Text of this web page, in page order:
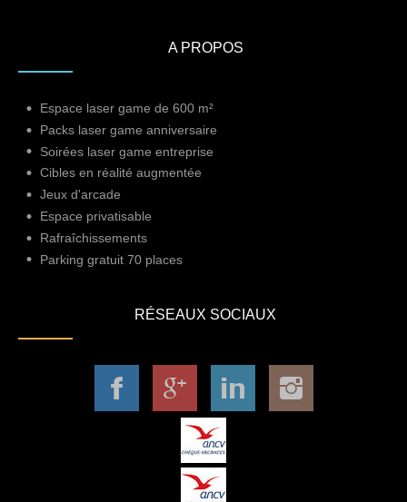
A PROPOS
Espace laser game de 600 m²
Packs laser game anniversaire
Soirées laser game entreprise
Cibles en réalité augmentée
Jeux d'arcade
Espace privatisable
Rafraîchissements
Parking gratuit 70 places
RÉSEAUX SOCIAUX